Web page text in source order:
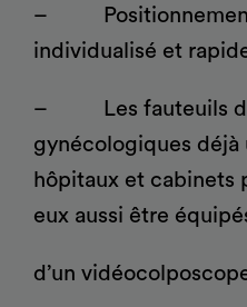
– Positionnement
individualisé et
– Les fauteuils
gynécologiques déjà
hôpitaux et cabinets
eux aussi être
d’un
Chariots fonctionnels,
chariots ISO, chariots
informatiques